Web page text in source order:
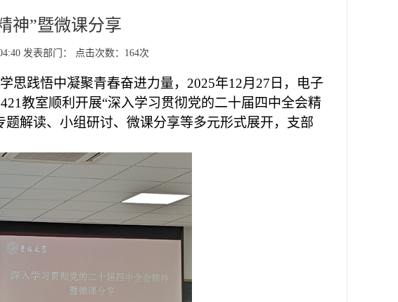
神”暨微课分享
发表部门： 点击次数： 164次
思践悟中凝聚青春奋进力量， 2025年12月27日，电子
教室顺利开展“深入学习贯彻党的二十届四中全会精
解读、小组研讨、微课分享等多元形式展开，支部